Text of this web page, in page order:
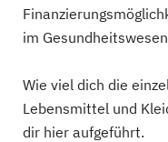
im
Wie viel dich die
Lebensmittel und
dir hier aufgeführt.